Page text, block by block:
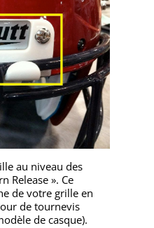
au niveau des
Release ». Ce
de votre grille en
de tournevis
de casque).